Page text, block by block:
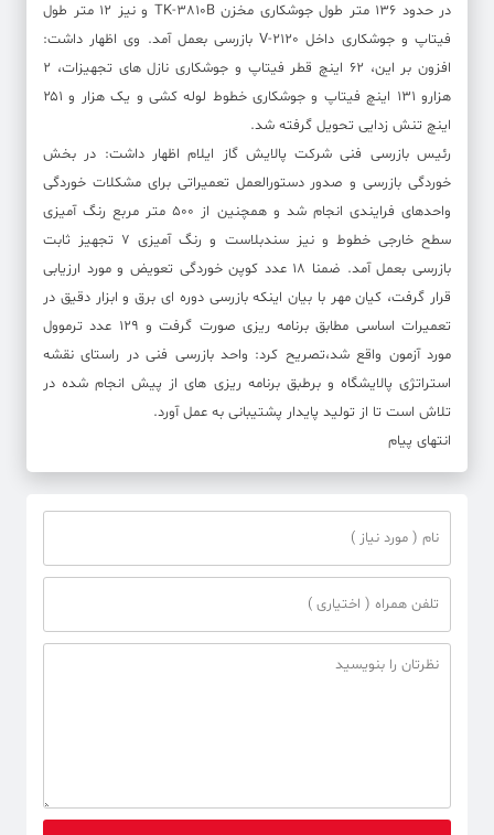
در حدود ۱۳۶ متر طول جوشکاری مخزن TK-3810B و نیز ۱۲ متر طول
فیتاپ و جوشکاری داخل V-2120 بازرسی بعمل آمد. وی اظهار داشت:
افزون بر این، ۶۲ اینچ قطر فیتاپ و جوشکاری نازل های تجهیزات، ۲
هزارو ۱۳۱ اینچ فیتاپ و جوشکاری خطوط لوله کشی و یک هزار و ۲۵۱
اینچ تنش زدایی تحویل گرفته شد.
رئیس بازرسی فنی شرکت پالایش گاز ایلام اظهار داشت: در بخش
خوردگی بازرسی و صدور دستورالعمل تعمیراتی برای مشکلات خوردگی
واحدهای فرایندی انجام شد و همچنین از ۵۰۰ متر مربع رنگ آمیزی
سطح خارجی خطوط و نیز سندبلاست و رنگ آمیزی ۷ تجهیز ثابت
بازرسی بعمل آمد. ضمنا ۱۸ عدد کوپن خوردگی تعویض و مورد ارزیابی
قرار گرفت، کیان مهر با بیان اینکه بازرسی دوره ای برق و ابزار دقیق در
تعمیرات اساسی مطابق برنامه ریزی صورت گرفت و ۱۲۹ عدد ترموول
مورد آزمون واقع شد،تصریح کرد: واحد بازرسی فنی در راستای نقشه
استراتژی پالایشگاه و برطبق برنامه ریزی های از پیش انجام شده در
تلاش است تا از تولید پایدار پشتیبانی به عمل آورد.
انتهای پیام